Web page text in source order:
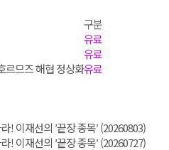
구분
유료
유료
르므즈 해협 정상화유료
! 이재선의 ′끝장 종목′ (20260803)
! 이재선의 ′끝장 종목′ (20260727)